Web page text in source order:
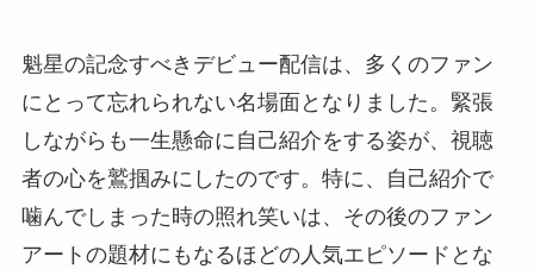
魁星の記念すべきデビュー配信は、多くのファン
にとって忘れられない名場面となりました。緊張
しながらも一生懸命に自己紹介をする姿が、視聴
者の心を鷲掴みにしたのです。特に、自己紹介で
噛んでしまった時の照れ笑いは、その後のファン
アートの題材にもなるほどの人気エピソードとな